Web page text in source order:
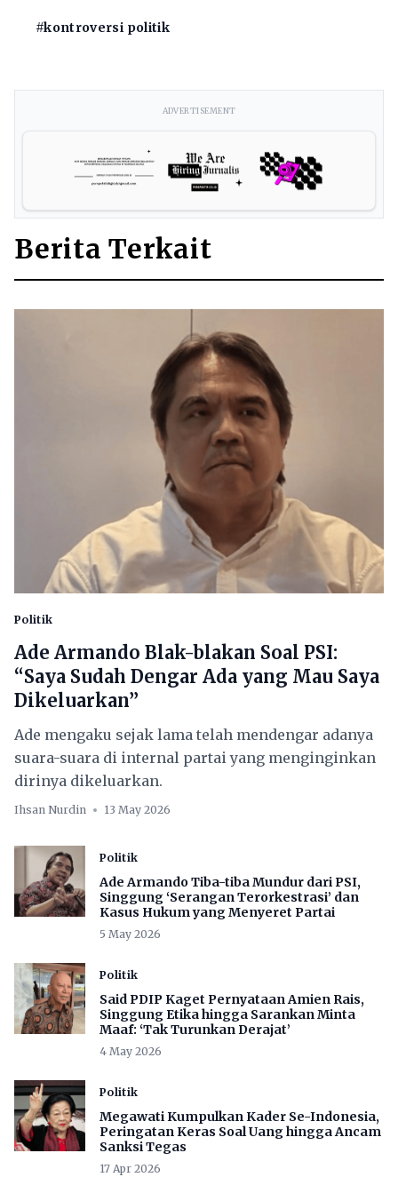
#kontroversi politik
ADVERTISEMENT
Berita Terkait
Politik
Ade Armando Blak-blakan Soal PSI:
“Saya Sudah Dengar Ada yang Mau Saya
Dikeluarkan”
Ade mengaku sejak lama telah mendengar adanya
suara-suara di internal partai yang menginginkan
dirinya dikeluarkan.
Ihsan Nurdin 13 May 2026
Politik
Ade Armando Tiba-tiba Mundur dari PSI,
Singgung ‘Serangan Terorkestrasi’ dan
Kasus Hukum yang Menyeret Partai
5 May 2026
Politik
Said PDIP Kaget Pernyataan Amien Rais,
Singgung Etika hingga Sarankan Minta
Maaf: ‘Tak Turunkan Derajat’
4 May 2026
Politik
Megawati Kumpulkan Kader Se-Indonesia,
Peringatan Keras Soal Uang hingga Ancam
Sanksi Tegas
17 Apr 2026